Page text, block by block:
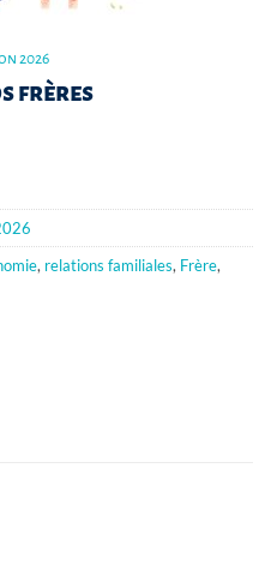
2026
frères
, relations familiales, Frère,